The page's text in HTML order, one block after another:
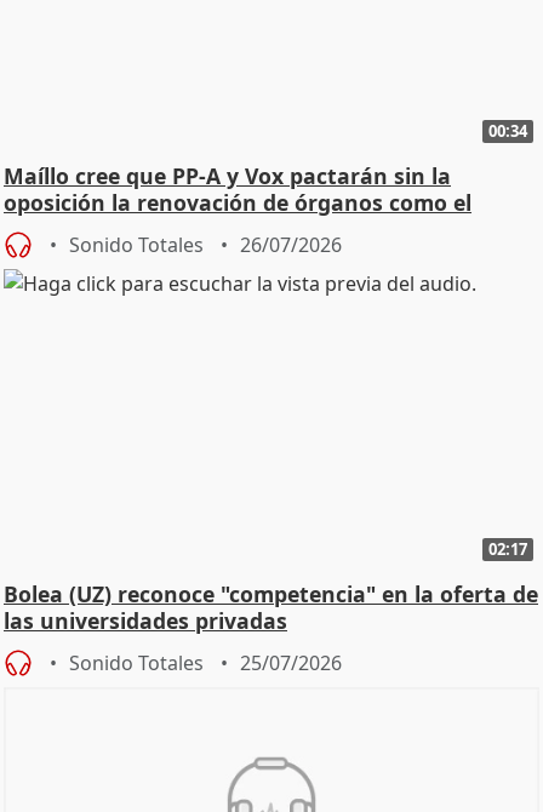
00:34
Maíllo cree que PP-A y Vox pactarán sin la
oposición la renovación de órganos como el
Defensor
Sonido Totales 26/07/2026
02:17
Bolea (UZ) reconoce "competencia" en la oferta de
las universidades privadas
Sonido Totales 25/07/2026